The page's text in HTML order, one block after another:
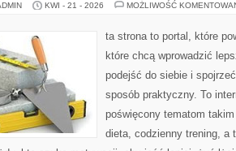
KWI - 21 - 2026 MOŻLIWOŚĆ
ta strona to portal, które
które chcą wprowadzić
podejść do siebie i
sposób praktyczny. To
poświęcony tematom
dieta, codzienny trening, a